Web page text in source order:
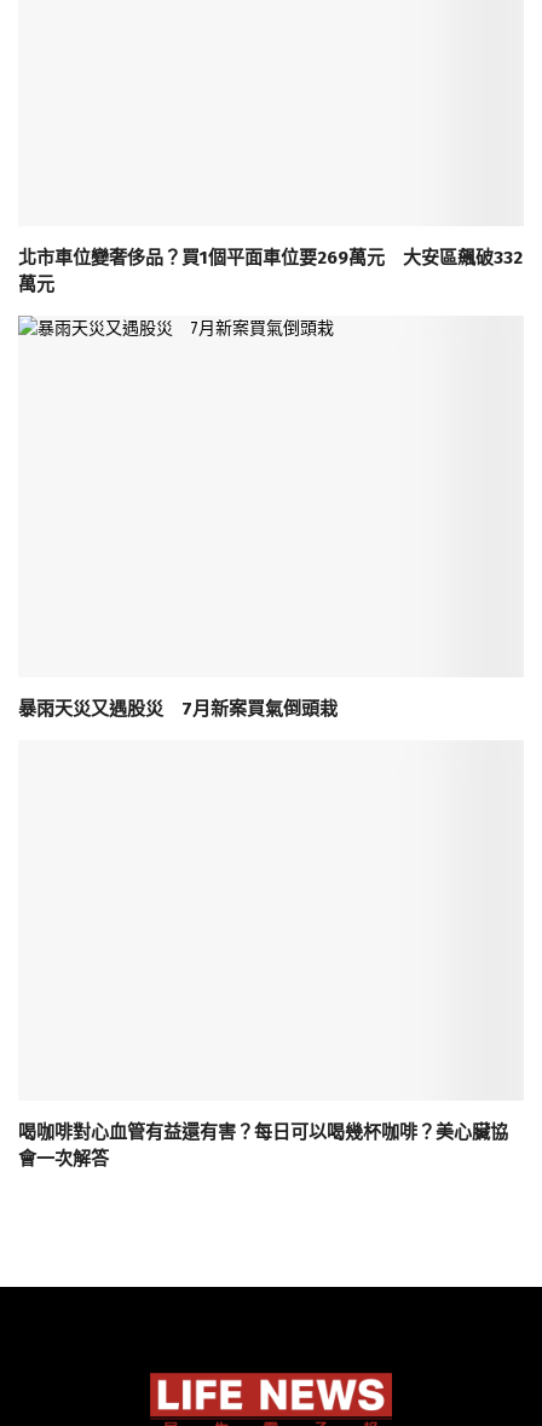
北市車位變奢侈品？買1個平面車位要269萬元 大安區飆破332
萬元
暴雨天災又遇股災 7月新案買氣倒頭栽
喝咖啡對心血管有益還有害？每日可以喝幾杯咖啡？美心臟協
會一次解答